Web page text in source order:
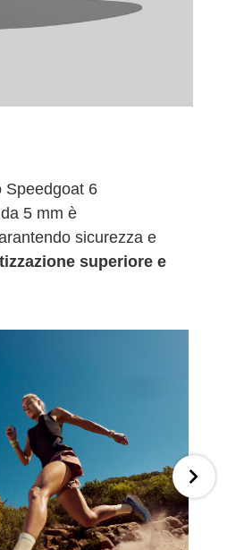
Speedgoat 6
5 mm è
sicurezza e
superiore e